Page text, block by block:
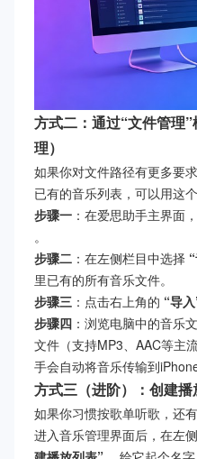
方式二：通过“文件管理
理）
如果你对文件路径有更多要
已有的音乐列表，可以用这个
步骤一 ：在爱思助手主界面
。
步骤二 ：在左侧栏目中选择
里已有的所有音乐文件。
步骤三 ：点击右上角的 “导
步骤四 ：浏览电脑中的音乐
文件（支持MP3、AAC等主
手会自动将音乐传输到
方式三（进阶）：创建
如果你习惯按歌单听歌，还
进入音乐管理界面后，在左